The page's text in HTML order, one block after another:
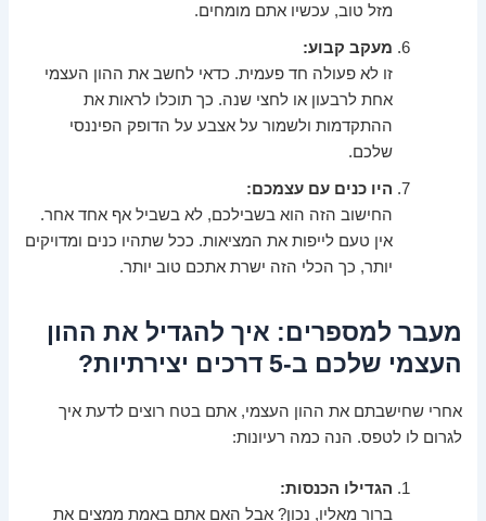
מזל טוב, עכשיו אתם מומחים.
מעקב קבוע:
זו לא פעולה חד פעמית. כדאי לחשב את ההון העצמי
אחת לרבעון או לחצי שנה. כך תוכלו לראות את
ההתקדמות ולשמור על אצבע על הדופק הפיננסי
שלכם.
היו כנים עם עצמכם:
החישוב הזה הוא בשבילכם, לא בשביל אף אחד אחר.
אין טעם לייפות את המציאות. ככל שתהיו כנים ומדויקים
יותר, כך הכלי הזה ישרת אתכם טוב יותר.
מעבר למספרים: איך להגדיל את ההון
העצמי שלכם ב-5 דרכים יצירתיות?
אחרי שחישבתם את ההון העצמי, אתם בטח רוצים לדעת איך
לגרום לו לטפס. הנה כמה רעיונות:
הגדילו הכנסות:
ברור מאליו, נכון? אבל האם אתם באמת ממצים את